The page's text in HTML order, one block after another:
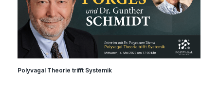
Polyvagal Theorie trifft Systemik